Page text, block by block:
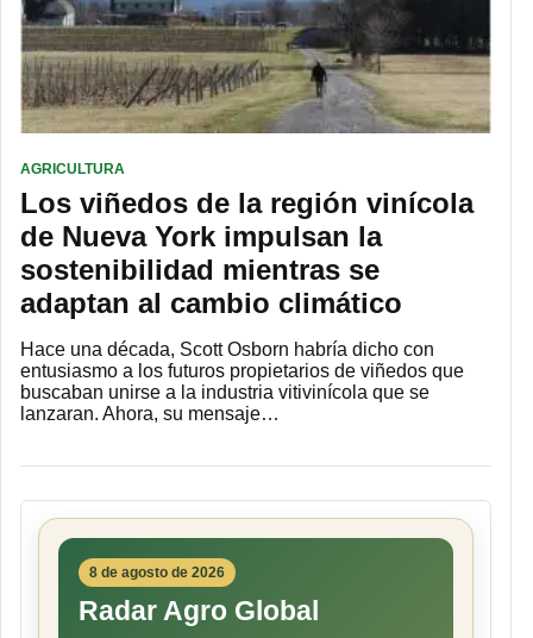
AGRICULTURA
Los viñedos de la región vinícola
de Nueva York impulsan la
sostenibilidad mientras se
adaptan al cambio climático
Hace una década, Scott Osborn habría dicho con
entusiasmo a los futuros propietarios de viñedos que
buscaban unirse a la industria vitivinícola que se
lanzaran. Ahora, su mensaje…
8 de agosto de 2026
Radar Agro Global